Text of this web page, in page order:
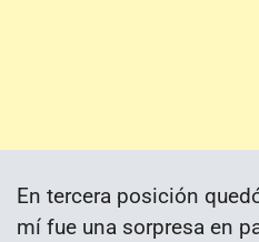
En tercera posición
mí fue una sorpresa en